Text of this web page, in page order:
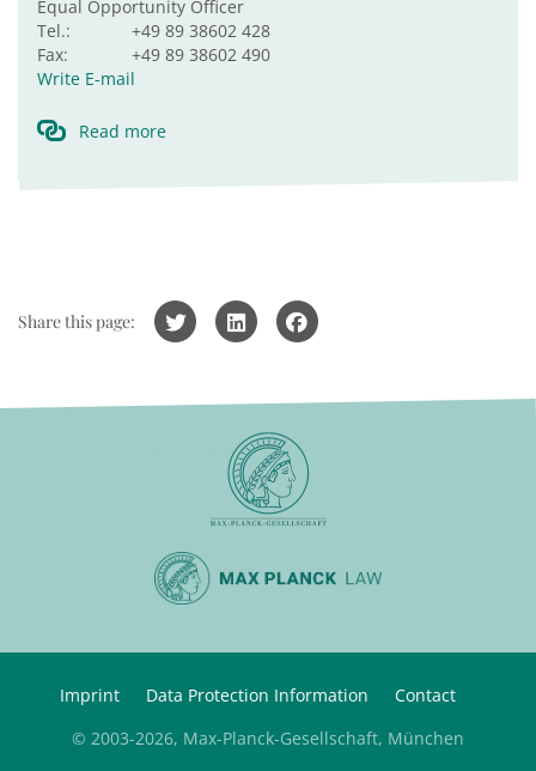
Equal Opportunity Officer
Tel.:
+49 89 38602 428
Fax:
+49 89 38602 490
Write E-mail
Read more
Share this page:
Imprint Data Protection Information
Contact
© 2003-2026, Max-Planck-Gesellschaft, München